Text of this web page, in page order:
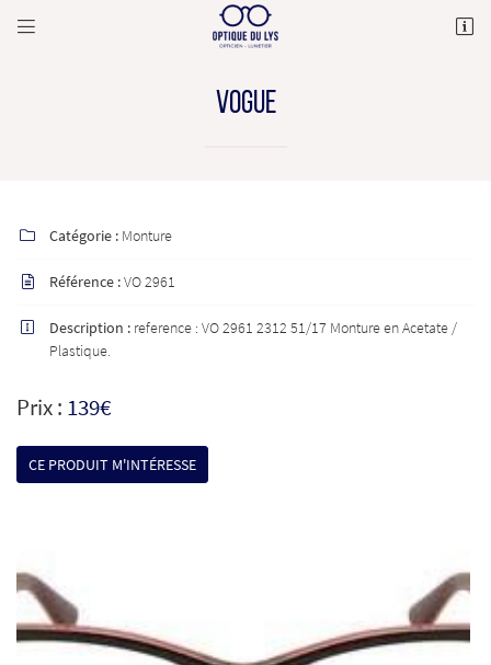
 
 Adresse email de réception
formulaire de désinscription
INSCRIPTION
VOGUE
 Catégorie : Monture
 Référence :VO 2961
 Description : reference : VO 2961 2312 51/17 Monture en Acetate /
Plastique.
Prix : 139€
CE PRODUIT M'INTÉRESSE